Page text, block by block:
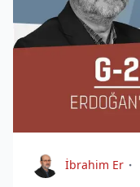
İbrahim Er